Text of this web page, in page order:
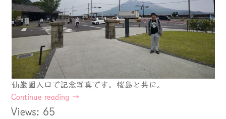
仙巌園入口で記念写真です。桜島と共に。
Continue reading →
Views: 65